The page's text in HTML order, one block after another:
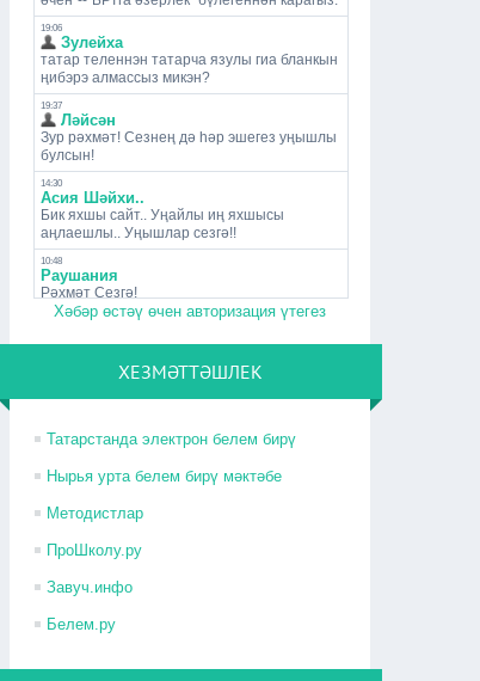
Хәбәр өстәү өчен авторизация үтегез
ХЕЗМӘТТӘШЛЕК
Татарстанда электрон белем бирү
Нырья урта белем бирү мәктәбе
Методистлар
ПроШколу.ру
Завуч.инфо
Белем.ру